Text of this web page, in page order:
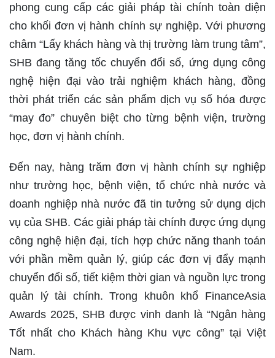
phong cung cấp các giải pháp tài chính toàn diện
cho khối đơn vị hành chính sự nghiệp. Với phương
châm “Lấy khách hàng và thị trường làm trung tâm”,
SHB đang tăng tốc chuyển đổi số, ứng dụng công
nghệ hiện đại vào trải nghiệm khách hàng, đồng
thời phát triển các sản phẩm dịch vụ số hóa được
“may đo” chuyên biệt cho từng bệnh viện, trường
học, đơn vị hành chính.
Đến nay, hàng trăm đơn vị hành chính sự nghiệp
như trường học, bệnh viện, tổ chức nhà nước và
doanh nghiệp nhà nước đã tin tưởng sử dụng dịch
vụ của SHB. Các giải pháp tài chính được ứng dụng
công nghệ hiện đại, tích hợp chức năng thanh toán
với phần mềm quản lý, giúp các đơn vị đẩy mạnh
chuyển đổi số, tiết kiệm thời gian và nguồn lực trong
quản lý tài chính. Trong khuôn khổ FinanceAsia
Awards 2025, SHB được vinh danh là “Ngân hàng
Tốt nhất cho Khách hàng Khu vực công” tại Việt
Nam.